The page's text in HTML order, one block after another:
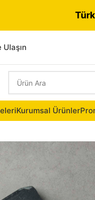
Ulaşın
Kurumsal Ürünler